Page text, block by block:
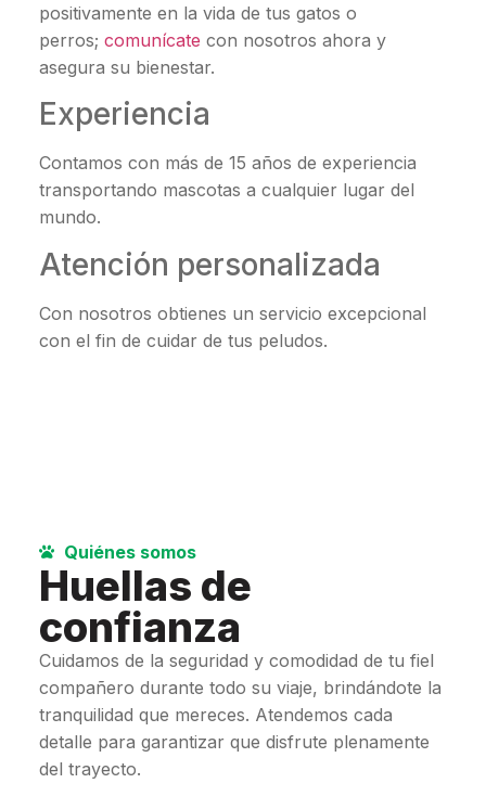
positivamente en la vida de tus gatos o
perros; comunícate con nosotros ahora y
asegura su bienestar.
Experiencia
Contamos con más de 15 años de experiencia
transportando mascotas a cualquier lugar del
mundo.
Atención personalizada
Con nosotros obtienes un servicio excepcional
con el fin de cuidar de tus peludos.
Quiénes somos
Huellas de
confianza
Cuidamos de la seguridad y comodidad de tu fiel
compañero durante todo su viaje, brindándote la
tranquilidad que mereces. Atendemos cada
detalle para garantizar que disfrute plenamente
del trayecto.